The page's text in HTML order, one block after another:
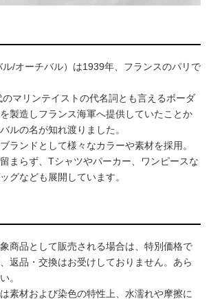
/オーチバル）は1939年、フランスのパリで
マリンテイストの代名詞とも言えるボーダ
製造しフランス海軍へ提供していたことか
ルの名が知れ渡りました。
ランドとして様々なカラーや素材を採用。
まらず、Tシャツやパーカー、ワンピースな
グなども展開しています。
商品として販売される場合は、特別価格で
返品・交換はお受けしておりません。あら
。
素材および染色の特性上、水濡れや摩擦に